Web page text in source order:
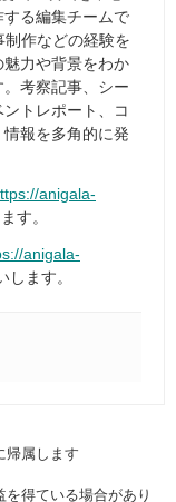
する編集チームで
作などの経験を
力や背景をわか
考察記事、シー
トレポート、コ
報を多角的に発
anigala-
す。
anigala-
します。
帰属します
得ている場合があり